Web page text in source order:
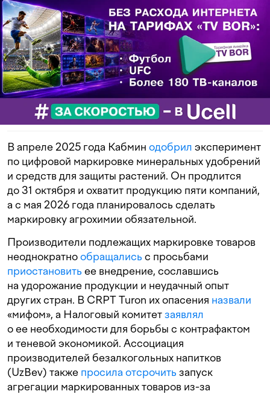
В апреле 2025 года Кабмин одобрил эксперимент
по цифровой маркировке минеральных удобрений
и средств для защиты растений. Он продлится
до 31 октября и охватит продукцию пяти компаний,
а с мая 2026 года планировалось сделать
маркировку агрохимии обязательной.
Производители подлежащих маркировке товаров
неоднократнообращались с просьбами
приостановить ее внедрение, сославшись
на удорожание продукции и неудачный опыт
других стран. В CRPT Turon их опасения назвали
«мифом», а Налоговый комитетзаявлял
о ее необходимости для борьбы с контрафактом
и теневой экономикой. Ассоциация
производителей безалкогольных напитков
(UzBev) также просила отсрочить запуск
агрегации маркированных товаров из-за